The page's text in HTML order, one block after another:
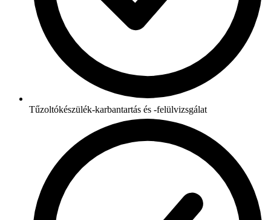
Tűzoltókészülék-karbantartás és -felülvizsgálat